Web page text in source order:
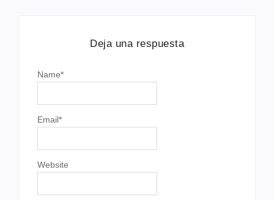
Deja una respuesta
Name*
Email*
Website